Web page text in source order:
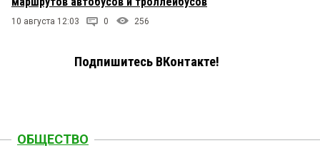
10 августа 12:03 0 256
Подпишитесь ВКонтакте!
ОБЩЕСТВО